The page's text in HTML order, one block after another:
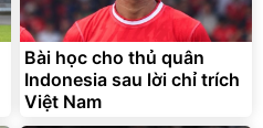
Bài học cho thủ quân
Indonesia sau lời chỉ trích
Việt Nam